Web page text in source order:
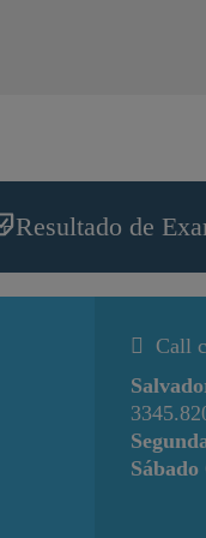
Resultado de
Call
Sábado